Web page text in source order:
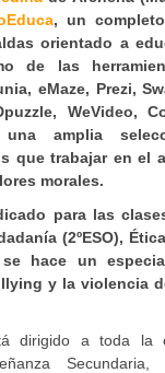
, un
orientado a
de las
eMaze, Prezi,
WeVideo,
amplia
que trabajar en el
morales.
para las
(2ºESO),
se hace un
y la violencia
dirigido a toda la
Secundaria,